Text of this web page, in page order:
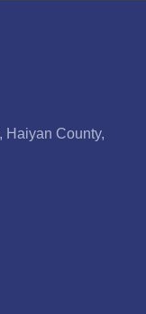
Haiyan County,